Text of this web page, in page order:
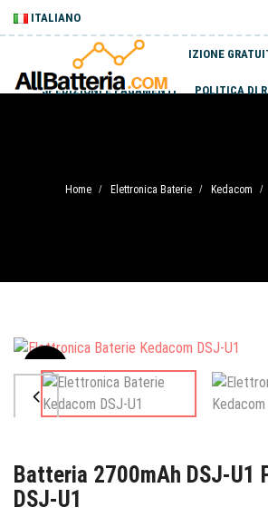
ITALIANO
SPEDIZIONE
SPEDIZIONI E PAGAMENTI POLITICA DI
Home / Elettronica Baterie / Kedacom /
Sale
Batteria 2700mAh DSJ-U1
DSJ-U1